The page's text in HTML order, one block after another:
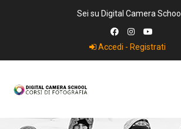
Sei su Digital Camera School
Accedi - Registrati